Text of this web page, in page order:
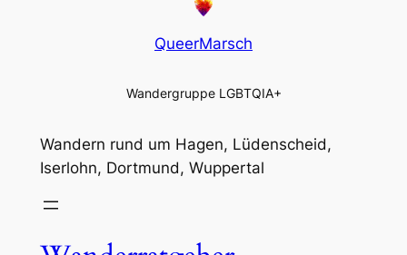
QueerMarsch
Wandergruppe LGBTQIA+
Wandern rund um Hagen, Lüdenscheid,
Iserlohn, Dortmund, Wuppertal